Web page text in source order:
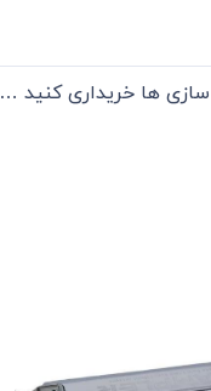
سازی ها خریداری کنید …